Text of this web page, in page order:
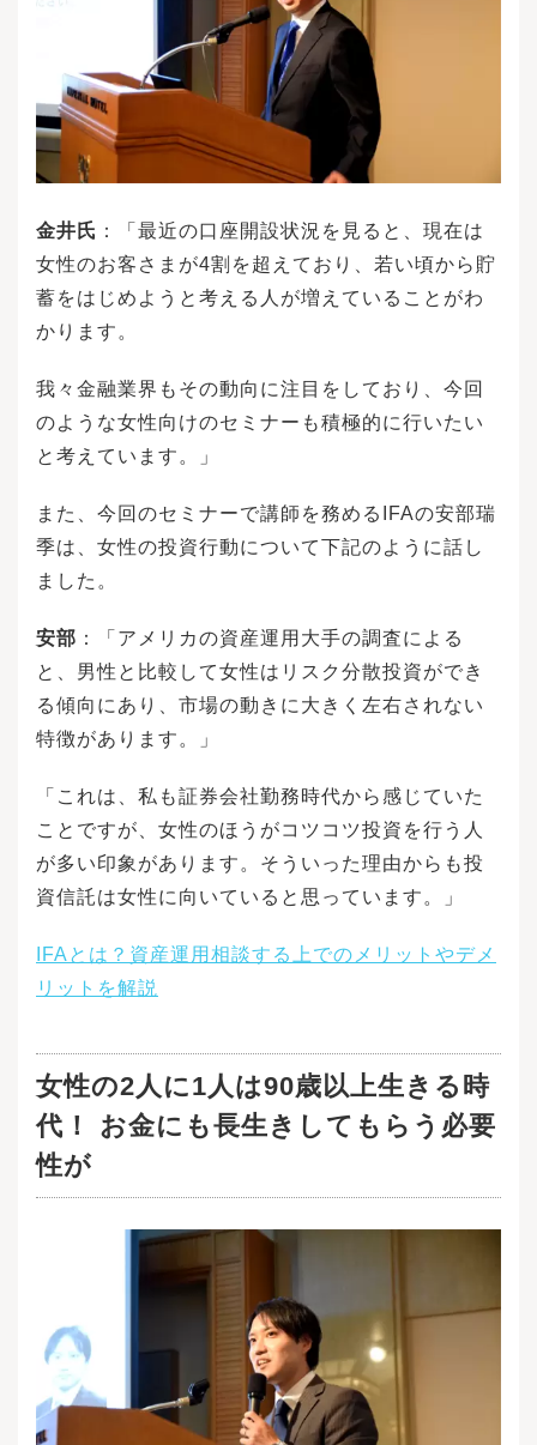
金井氏 ：「最近の口座開設状況を見ると、現在は
女性のお客さまが4割を超えており、若い頃から貯
蓄をはじめようと考える人が増えていることがわ
かります。
我々金融業界もその動向に注目をしており、今回
のような女性向けのセミナーも積極的に行いたい
と考えています。」
また、今回のセミナーで講師を務めるIFAの安部瑞
季は、女性の投資行動について下記のように話し
ました。
安部 ：「アメリカの資産運用大手の調査による
と、男性と比較して女性はリスク分散投資ができ
る傾向にあり、市場の動きに大きく左右されない
特徴があります。」
「これは、私も証券会社勤務時代から感じていた
ことですが、女性のほうがコツコツ投資を行う人
が多い印象があります。そういった理由からも投
資信託は女性に向いていると思っています。」
IFAとは？資産運用相談する上でのメリットやデメ
リットを解説
女性の2人に1人は90歳以上生きる時
代！ お金にも長生きしてもらう必要
性が